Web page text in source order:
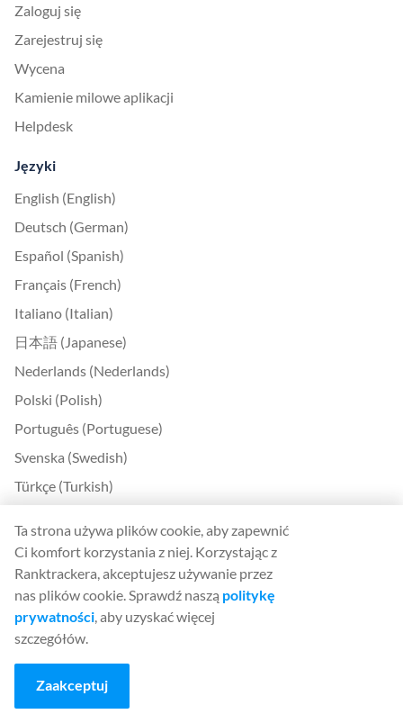
Zaloguj się
Zarejestruj się
Wycena
Kamienie milowe aplikacji
Helpdesk
Języki
English (English)
Deutsch (German)
Español (Spanish)
Français (French)
Italiano (Italian)
日本語 (Japanese)
Nederlands (Nederlands)
Polski (Polish)
Português (Portuguese)
Svenska (Swedish)
Türkçe (Turkish)
Български (Bulgarian)
Čeština (Czech)
Dansk (Danish)
Ελληνικά (Greek)
Suomi (Finnish)
Ta strona używa plików cookie, aby zapewnić
Ci komfort korzystania z niej. Korzystając z
Ranktrackera, akceptujesz używanie przez
nas plików cookie. Sprawdź naszą politykę
prywatności, aby uzyskać więcej
szczegółów.
Zaakceptuj